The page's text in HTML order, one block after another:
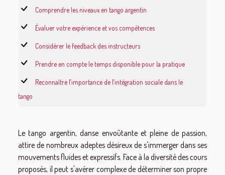
Comprendre les niveaux en tango argentin
Évaluer votre expérience et vos compétences
Considérer le feedback des instructeurs
Prendre en compte le temps disponible pour la pratique
Reconnaître l'importance de l'intégration sociale dans le
tango
Le tango argentin, danse envoûtante et pleine de passion,
attire de nombreux adeptes désireux de s'immerger dans ses
mouvements fluides et expressifs. Face à la diversité des cours
proposés, il peut s'avérer complexe de déterminer son propre